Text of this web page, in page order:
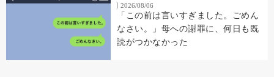
2026/08/06
「この前は言いすぎました。ごめん
なさい。」母への謝罪に、何日も既
読がつかなかった